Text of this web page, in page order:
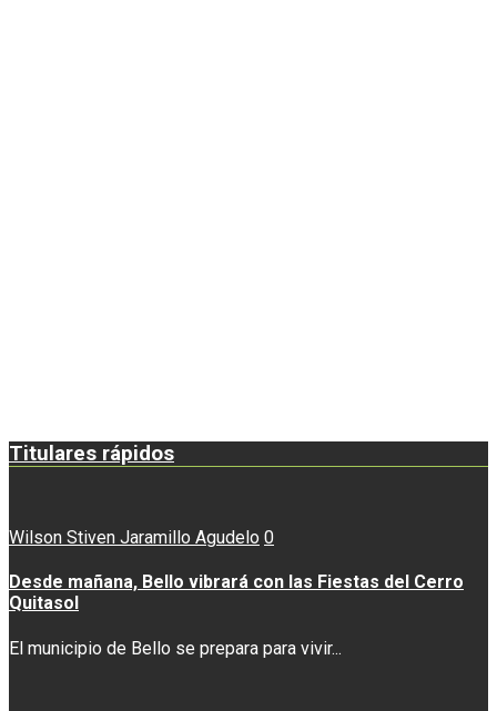
Titulares rápidos
Wilson Stiven Jaramillo Agudelo 0
Desde mañana, Bello vibrará con las Fiestas del Cerro
Quitasol
El municipio de Bello se prepara para vivir...